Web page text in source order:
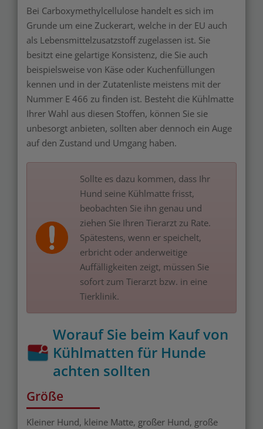
Bei Carboxymethylcellulose handelt es sich im
Grunde um eine Zuckerart, welche in der EU auch
als Lebensmittelzusatzstoff zugelassen ist. Sie
besitzt eine gelartige Konsistenz, die Sie auch
beispielsweise von Käse oder Kuchenfüllungen
kennen und in der Zutatenliste meistens mit der
Nummer E 466 zu finden ist. Besteht die Kühlmatte
Ihrer Wahl aus diesen Stoffen, können Sie sie
unbesorgt anbieten, sollten aber dennoch ein Auge
auf den Zustand und Umgang haben.
Sollte es dazu kommen, dass Ihr
Hund seine Kühlmatte frisst,
beobachten Sie ihn genau und
ziehen Sie Ihren Tierarzt zu Rate.
Spätestens, wenn er speichelt,
erbricht oder anderweitige
Auffälligkeiten zeigt, müssen Sie
sofort zum Tierarzt bzw. in eine
Tierklinik.
Worauf Sie beim Kauf von
Kühlmatten für Hunde
achten sollten
Größe
Kleiner Hund, kleine Matte, großer Hund, große